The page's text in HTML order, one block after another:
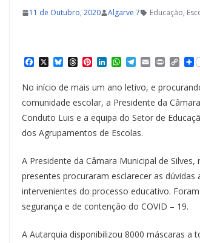
11 de Outubro, 2020 Algarve 7 Educação,
c
e
b
o
k
X B
e
s
y
T
e
a
s
P
t
e
e
s
t
L
k
e
I
n
W
a
t
s
p
p
T
e
g
a
m
E
i
l
P
n
t
C
y
L
n
S
a
r
e
No início de mais um ano letivo, e
comunidade escolar, a Presidente da
Conduto Luis e a equipa do Setor de
dos Agrupamentos de Escolas.
A Presidente da Câmara Municipal de
presentes procuraram esclarecer as
intervenientes do processo educativo.
segurança e de contenção do COVID – 19.
A Autarquia disponibilizou 8000 máscaras